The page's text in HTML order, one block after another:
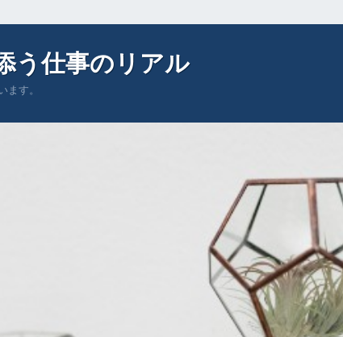
う仕事のリアル
す。